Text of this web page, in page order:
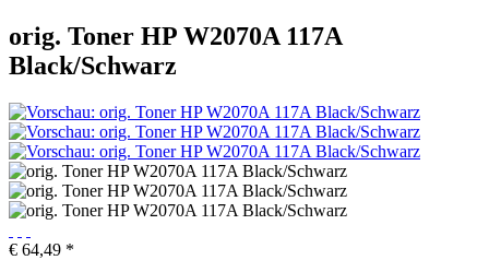
orig. Toner HP W2070A 117A
Black/Schwarz
€ 64,49 *